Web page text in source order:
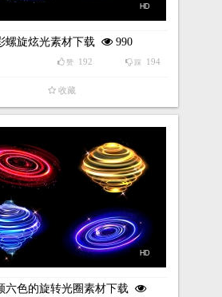
HD
螺旋炫光素材下载 990
踩 194
赞 192
收藏
HD
六色的旋转光圈素材下载